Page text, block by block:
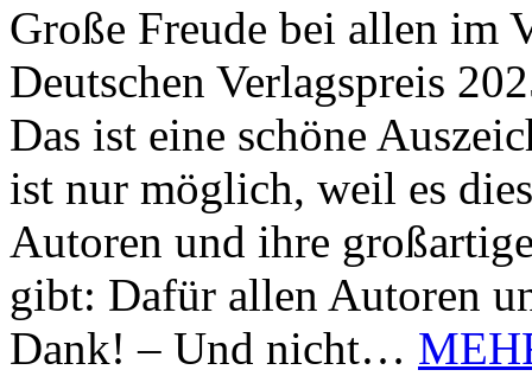
Große Freude bei allen im
Deutschen Verlagspreis
Das ist eine schöne
ist nur möglich, weil es
Autoren und ihre
gibt: Dafür allen Autoren
Dank! – Und nicht…